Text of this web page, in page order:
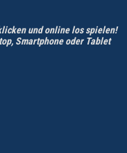
und online los spielen!
Smartphone oder Tablet